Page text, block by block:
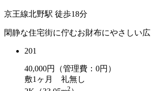
京王線北野駅 徒歩18分
閑静な住宅街に佇むお財布にやさしい広
201
40,000円（管理費：0円）
敷1ヶ月 礼無し
2